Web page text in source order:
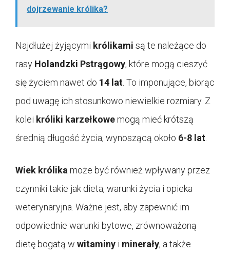
dojrzewanie królika?
Najdłużej żyjącymi królikami są te należące do
rasy Holandzki Pstrągowy, które mogą cieszyć
się życiem nawet do 14 lat . To imponujące, biorąc
pod uwagę ich stosunkowo niewielkie rozmiary. Z
kolei króliki karzełkowemogą mieć krótszą
średnią długość życia, wynoszącą około 6-8 lat
Wiek królika może być również wpływany przez
czynniki takie jak dieta, warunki życia i opieka
weterynaryjna. Ważne jest, aby zapewnić im
odpowiednie warunki bytowe, zrównoważoną
dietę bogatą w witaminy i minerały, a także